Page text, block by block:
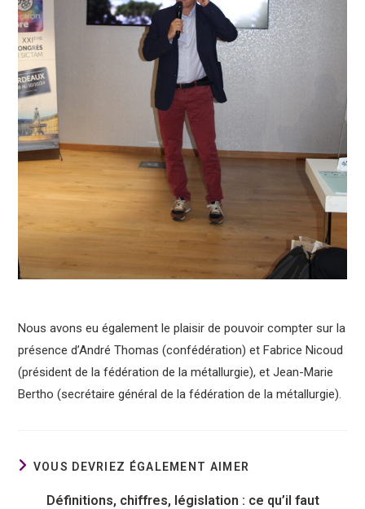
Nous avons eu également le plaisir de pouvoir compter sur la
présence d’André Thomas (confédération) et Fabrice Nicoud
(président de la fédération de la métallurgie), et Jean-Marie
Bertho (secrétaire général de la fédération de la métallurgie).
VOUS DEVRIEZ ÉGALEMENT AIMER
Définitions, chiffres, législation : ce qu’il faut